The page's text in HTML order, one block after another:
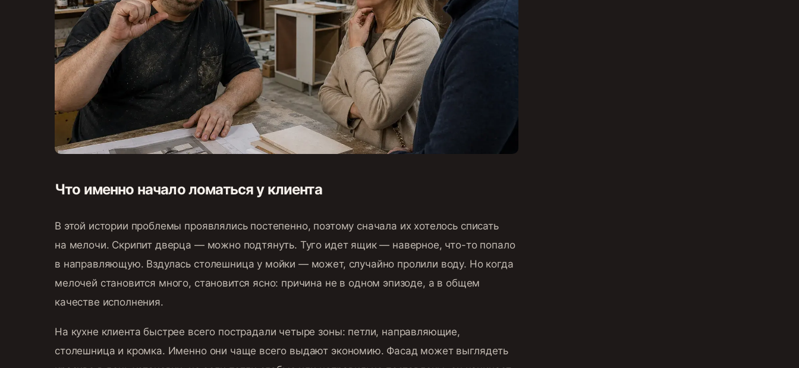
Что именно начало ломаться у клиента
В этой истории проблемы проявлялись постепенно, поэтому сначала их хотелось списать
на мелочи. Скрипит дверца — можно подтянуть. Туго идет ящик — наверное, что-то попало
в направляющую. Вздулась столешница у мойки — может, случайно пролили воду. Но когда
мелочей становится много, становится ясно: причина не в одном эпизоде, а в общем
качестве исполнения.
На кухне клиента быстрее всего пострадали четыре зоны: петли, направляющие,
столешница и кромка. Именно они чаще всего выдают экономию. Фасад может выглядеть